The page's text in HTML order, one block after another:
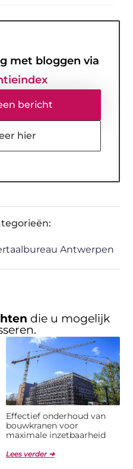
met bloggen via
bericht
hier
Antwerpen
die u mogelijk
Effectief onderhoud van
bouwkranen voor
maximale inzetbaarheid
Lees verder ➜